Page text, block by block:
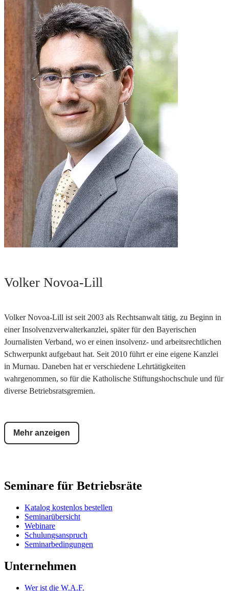
Volker Novoa-Lill
Volker Novoa-Lill ist seit 2003 als Rechtsanwalt tätig, zu Beginn in
einer Insolvenzverwalterkanzlei, später für den Bayerischen
Journalisten Verband, wo er einen insolvenz- und arbeitsrechtlichen
Schwerpunkt aufgebaut hat. Seit 2010 führt er eine eigene Kanzlei
in Murnau. Daneben hat er verschiedene Lehrtätigkeiten
wahrgenommen, so für die Katholische Stiftungshochschule und für
diverse Betriebsratsgremien.
Mehr anzeigen
Seminare für Betriebsräte
Katalog kostenlos bestellen
Seminarübersicht
Webinare
Schulungsanspruch
Seminarbedingungen
Unternehmen
Wer ist die W.A.F.